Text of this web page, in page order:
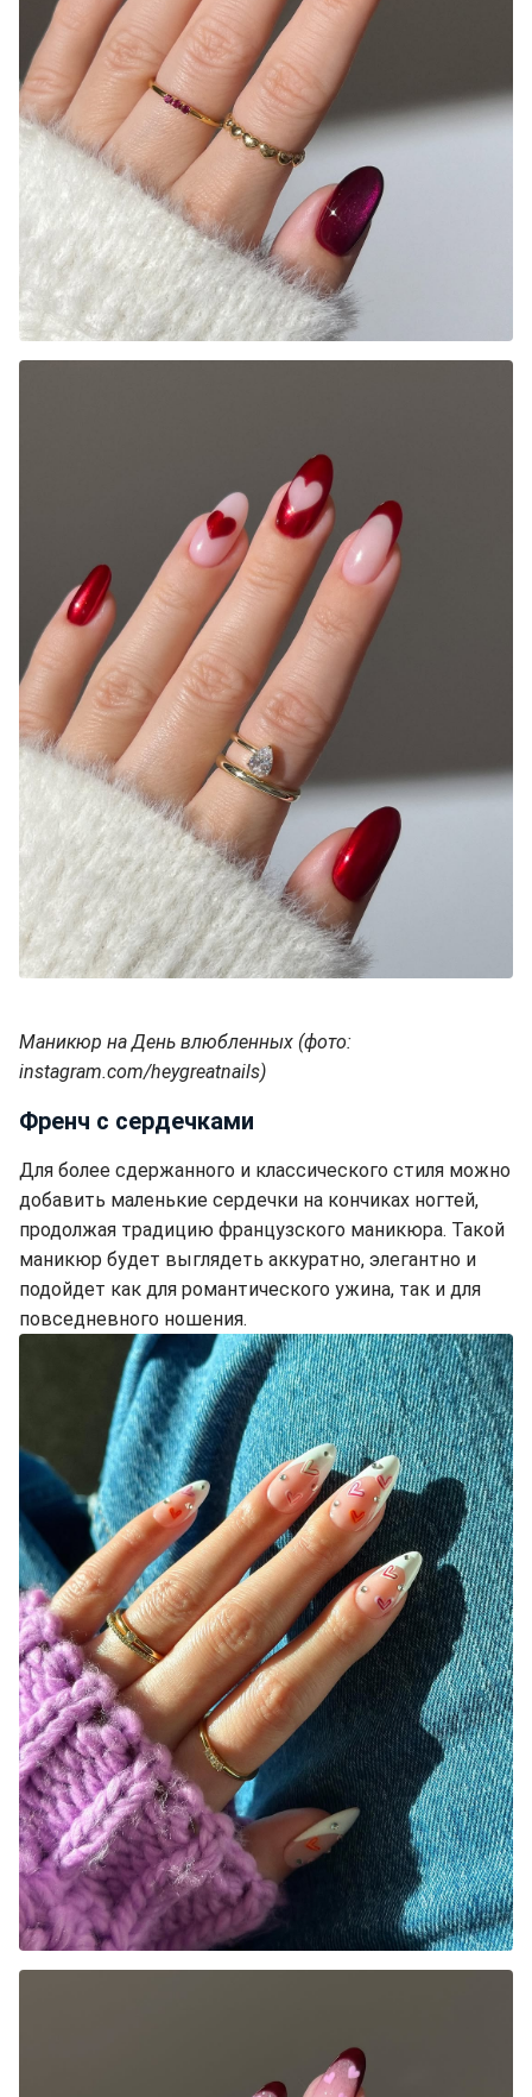
Маникюр на День влюбленных (фото:
instagram.com/heygreatnails)
Френч с сердечками
Для более сдержанного и классического стиля можно
добавить маленькие сердечки на кончиках ногтей,
продолжая традицию французского маникюра. Такой
маникюр будет выглядеть аккуратно, элегантно и
подойдет как для романтического ужина, так и для
повседневного ношения.